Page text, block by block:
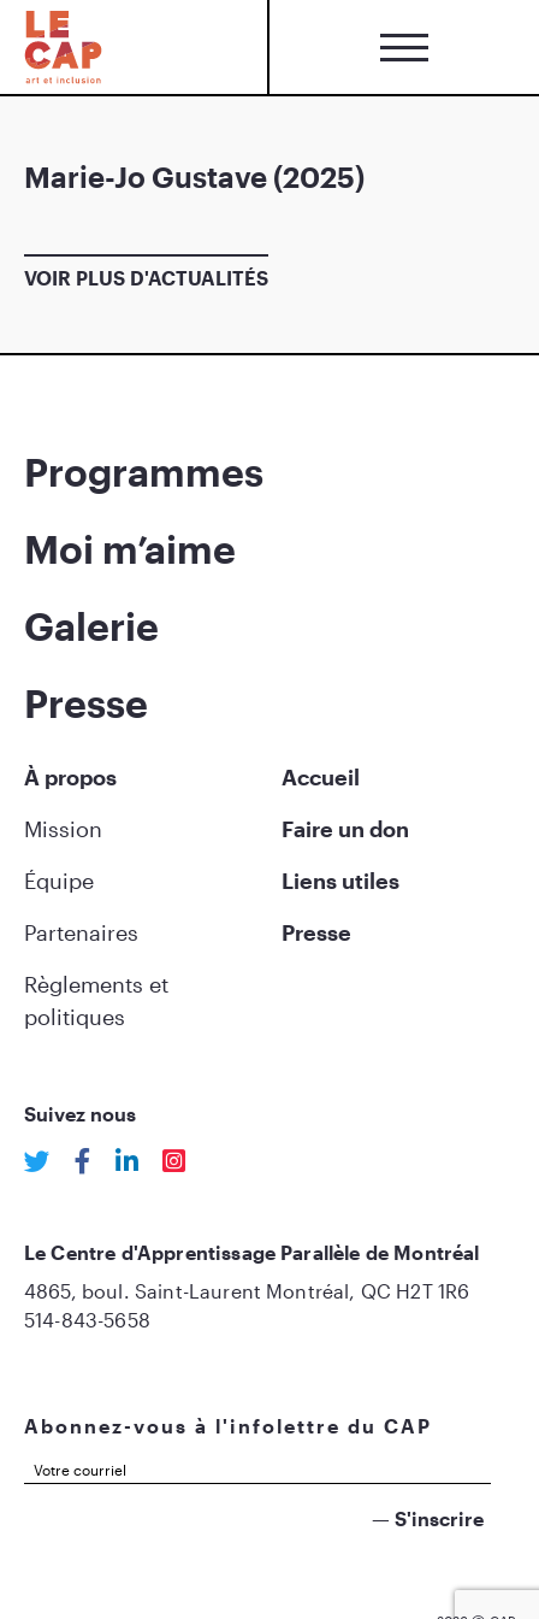
Marie-Jo Gustave (2025)
VOIR PLUS D'ACTUALITÉS
Programmes
Moi m’aime
Galerie
Presse
À propos
Mission
Équipe
Partenaires
Règlements et
politiques
Accueil
Faire un don
Liens utiles
Presse
Suivez nous
Abonnez-vous à l'infolettre du CAP
Le Centre d'Apprentissage Parallèle de Montréal
4865, boul. Saint-Laurent Montréal, QC H2T 1R6
514-843-5658